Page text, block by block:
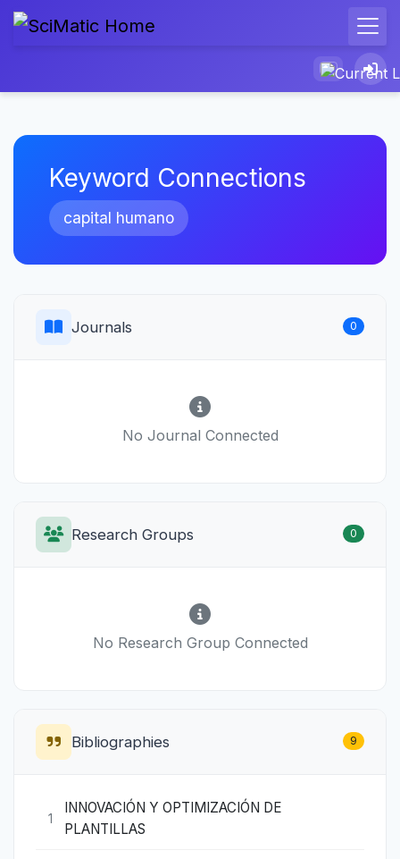
Keyword Connections
capital humano
Journals 0
No Journal Connected
Research Groups 0
No Research Group Connected
Bibliographies 9
1
INNOVACIÓN Y OPTIMIZACIÓN DE
PLANTILLAS